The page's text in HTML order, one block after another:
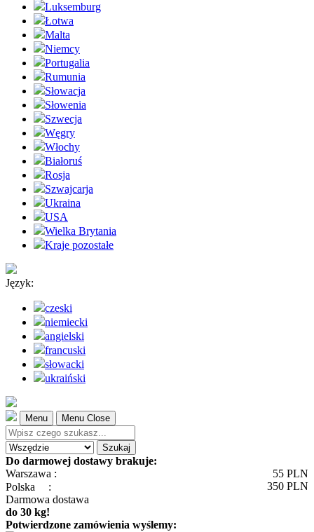
Luksemburg
Łotwa
Malta
Niemcy
Portugalia
Rumunia
Słowacja
Słowenia
Szwecja
Węgry
Włochy
Białoruś
Rosja
Szwajcarja
Ukraina
USA
Wielka Brytania
Kraje pozostałe
Język:
czeski
niemiecki
angielski
francuski
słowacki
ukraiński
Menu Menu Close
Szukaj
Do darmowej dostawy brakuje:
Warszawa :
55 PLN
Polska
: 350 PLN
Darmowa dostawa
do 30 kg!
Potwierdzone zamówienia wyślemy: